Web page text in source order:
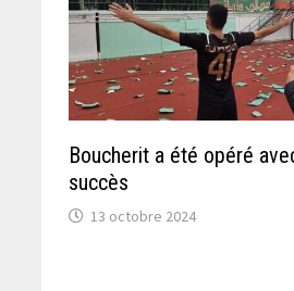
Boucherit a été opéré
succès
13 octobre 2024